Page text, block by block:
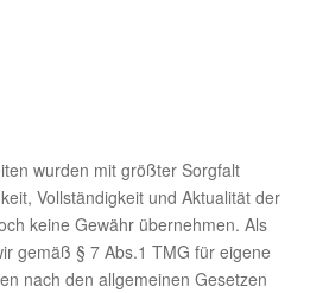
wurden mit größter Sorgfalt
Vollständigkeit und Aktualität der
keine Gewähr übernehmen. Als
gemäß § 7 Abs.1 TMG für eigene
nach den allgemeinen Gesetzen